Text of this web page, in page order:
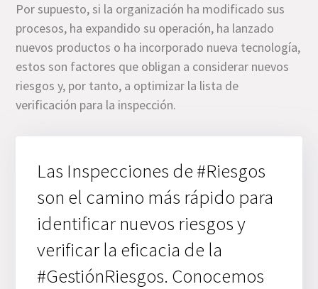
Por supuesto, si la organización ha modificado sus
procesos, ha expandido su operación, ha lanzado
nuevos productos o ha incorporado nueva tecnología,
estos son factores que obligan a considerar nuevos
riesgos y, por tanto, a optimizar la lista de
verificación para la inspección.
Las Inspecciones de #Riesgos
son el camino más rápido para
identificar nuevos riesgos y
verificar la eficacia de la
#GestiónRiesgos. Conocemos